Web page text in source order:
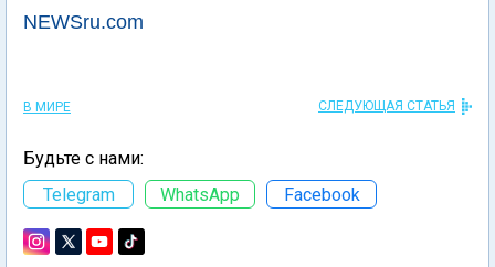
NEWSru.com
В МИРЕ СЛЕДУЮЩАЯ СТАТЬЯ
Будьте с нами:
Telegram
WhatsApp Facebook